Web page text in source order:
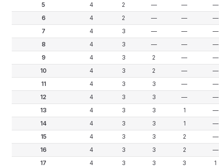
5
4 2 — —
—
6
4 2 — —
—
7
4 3 — —
—
8
4 3 — —
—
9
4 3 2 —
—
10
4 3 2 —
—
11
4 3 3 —
—
12
4 3 3 —
—
13
4 3 3 1
—
14
4 3 3 1
—
15
4 3 3 2
—
16
4 3 3 2
—
17
4 3 3 3
1